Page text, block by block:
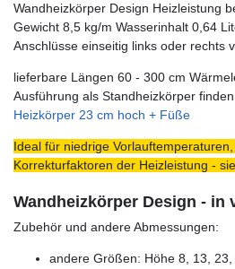
Wandheizkörper Design Heizleistung
Gewicht 8,5 kg/m Wasserinhalt 0,64
Anschlüsse einseitig links oder rechts
lieferbare Längen 60 - 300 cm
Ausführung als Standheizkörper
Heizkörper 23 cm hoch + Füße
Ideal für niedrige
Korrekturfaktoren der Heizleistung -
Wandheizkörper Design - in
Zubehör und andere Abmessungen:
andere Größen: Höhe 8, 13,